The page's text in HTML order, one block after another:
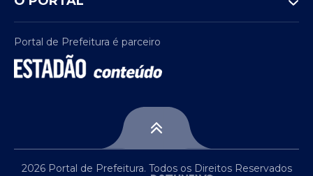
Portal de Prefeitura é parceiro
2026 Portal de Prefeitura. Todos os Direitos Reservados